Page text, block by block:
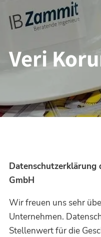
Veri
GmbH
Wir freuen uns sehr
Unternehmen.
Stellenwert für die